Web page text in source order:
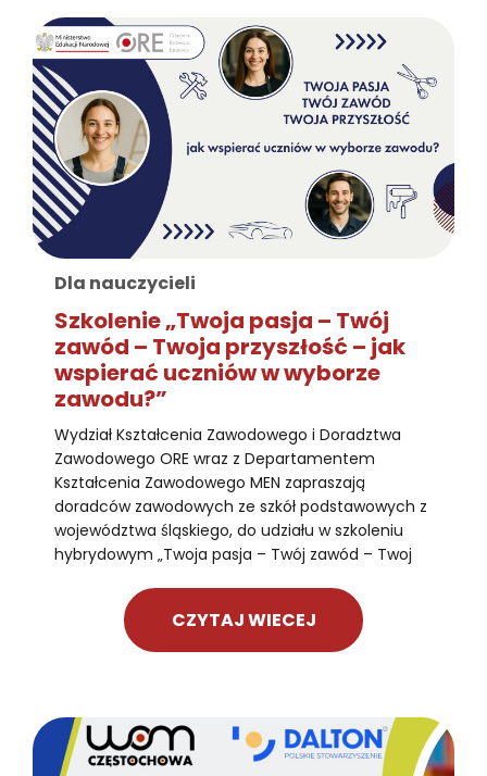
Dla nauczycieli
Szkolenie „Twoja pasja – Twój
zawód – Twoja przyszłość – jak
wspierać uczniów w wyborze
zawodu?”
Wydział Kształcenia Zawodowego i Doradztwa
Zawodowego ORE wraz z Departamentem
Kształcenia Zawodowego MEN zapraszają
doradców zawodowych ze szkół podstawowych z
województwa śląskiego, do udziału w szkoleniu
hybrydowym „Twoja pasja – Twój zawód – Twoj
CZYTAJ WIECEJ